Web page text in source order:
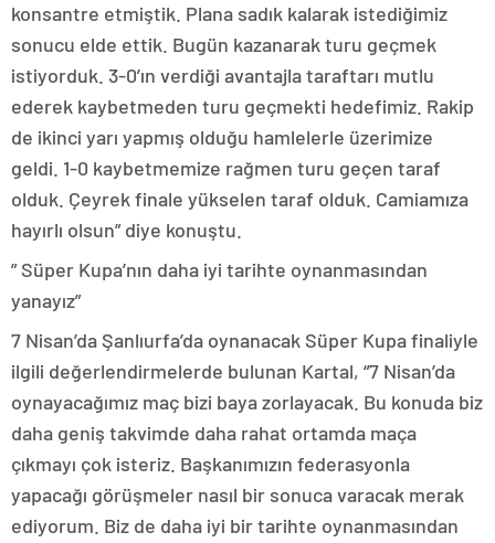
konsantre etmiştik. Plana sadık kalarak istediğimiz
sonucu elde ettik. Bugün kazanarak turu geçmek
istiyorduk. 3-0’ın verdiği avantajla taraftarı mutlu
ederek kaybetmeden turu geçmekti hedefimiz. Rakip
de ikinci yarı yapmış olduğu hamlelerle üzerimize
geldi. 1-0 kaybetmemize rağmen turu geçen taraf
olduk. Çeyrek finale yükselen taraf olduk. Camiamıza
hayırlı olsun” diye konuştu.
” Süper Kupa’nın daha iyi tarihte oynanmasından
yanayız”
7 Nisan’da Şanlıurfa’da oynanacak Süper Kupa finaliyle
ilgili değerlendirmelerde bulunan Kartal, “7 Nisan’da
oynayacağımız maç bizi baya zorlayacak. Bu konuda biz
daha geniş takvimde daha rahat ortamda maça
çıkmayı çok isteriz. Başkanımızın federasyonla
yapacağı görüşmeler nasıl bir sonuca varacak merak
ediyorum. Biz de daha iyi bir tarihte oynanmasından